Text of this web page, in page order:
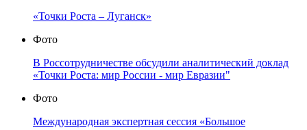
«Точки Роста – Луганск»
Фото
В Россотрудничестве обсудили аналитический доклад
«Точки Роста: мир России - мир Евразии"
Фото
Международная экспертная сессия «Большое